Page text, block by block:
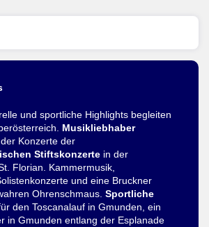
und sportliche Highlights begleiten
Musikliebhaber
Konzerte der
Stiftskonzerte in der
Florian. Kammermusik,
und eine Bruckner
Ohrenschmaus. Sportliche
den Toscanalauf in Gmunden, ein
in Gmunden entlang der Esplanade